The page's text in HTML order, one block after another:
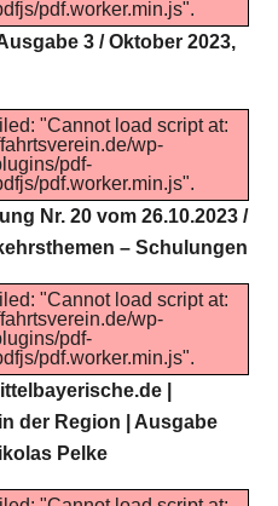
pdf.worker.min.js".
3 / Oktober 2023,
"Cannot load script at:
wp-
pdf-
pdf.worker.min.js".
Nr. 20 vom 26.10.2023 /
– Schulungen
"Cannot load script at:
wp-
pdf-
pdf.worker.min.js".
|
der Region | Ausgabe
Pelke